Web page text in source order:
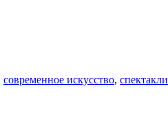
современное искусство, спектакли